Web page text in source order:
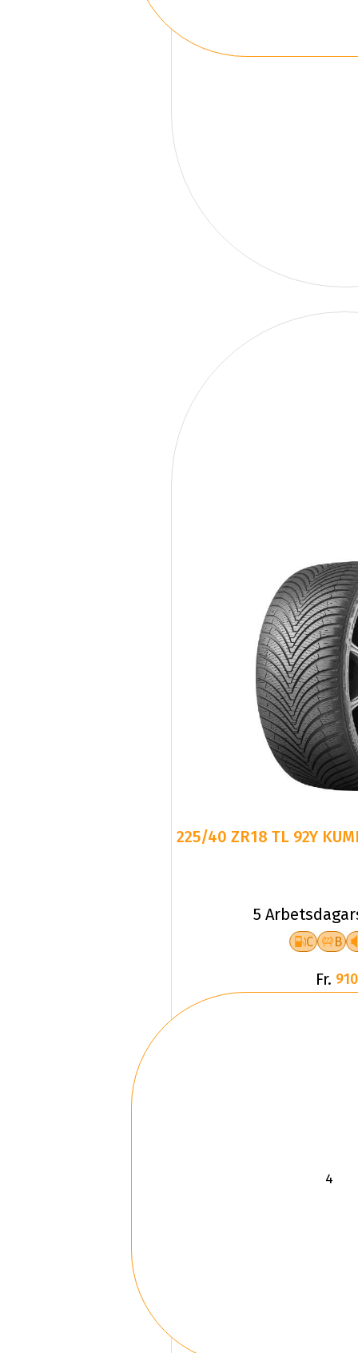
225/40 ZR18 TL 92Y
5
C B
Fr.